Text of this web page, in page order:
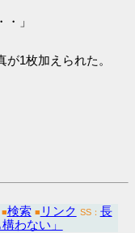
」
1枚加えられた。
■検索 ■ リンク SS： 長
わない」